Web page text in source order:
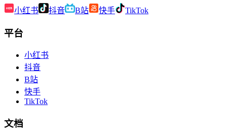
小红书 抖音 B站 快手 TikTok
平台
小红书
抖音
B站
快手
TikTok
文档